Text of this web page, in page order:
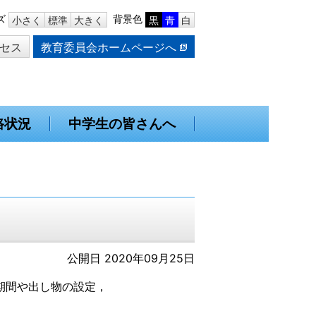
小さく 標準 大きく 背景色 黒 青 白
ス 教育委員会ホームページへ
状況 中学生の皆さんへ
公開日 2020年09月25日
や出し物の設定，